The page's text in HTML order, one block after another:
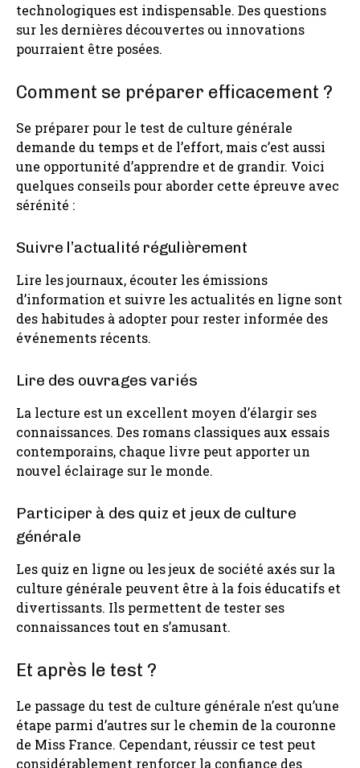
technologiques est indispensable. Des questions
sur les dernières découvertes ou innovations
pourraient être posées.
Comment se préparer efficacement ?
Se préparer pour le test de culture générale
demande du temps et de l’effort, mais c’est aussi
une opportunité d’apprendre et de grandir. Voici
quelques conseils pour aborder cette épreuve avec
sérénité :
Suivre l’actualité régulièrement
Lire les journaux, écouter les émissions
d’information et suivre les actualités en ligne sont
des habitudes à adopter pour rester informée des
événements récents.
Lire des ouvrages variés
La lecture est un excellent moyen d’élargir ses
connaissances. Des romans classiques aux essais
contemporains, chaque livre peut apporter un
nouvel éclairage sur le monde.
Participer à des quiz et jeux de culture
générale
Les quiz en ligne ou les jeux de société axés sur la
culture générale peuvent être à la fois éducatifs et
divertissants. Ils permettent de tester ses
connaissances tout en s’amusant.
Et après le test ?
Le passage du test de culture générale n’est qu’une
étape parmi d’autres sur le chemin de la couronne
de Miss France. Cependant, réussir ce test peut
considérablement renforcer la confiance des